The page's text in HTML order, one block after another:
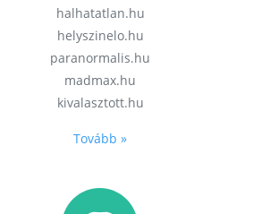
halhatatlan.hu
helyszinelo.hu
paranormalis.hu
madmax.hu
kivalasztott.hu
Tovább »